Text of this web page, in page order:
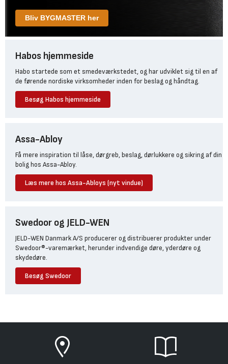
Bliv BYGMASTER her
Habos hjemmeside
Habo startede som et smedeværkstedet, og har udviklet sig til en af
de førende nordiske virksomheder inden for beslag og håndtag.
Besøg Habos hjemmeside
Assa-Abloy
Få mere inspiration til låse, dørgreb, beslag, dørlukkere og sikring af din
bolig hos Assa-Abloy.
Læs mere hos Assa-Abloys (nyt vindue)
Swedoor og JELD-WEN
JELD-WEN Danmark A/S producerer og distribuerer produkter under
Swedoor®-varemærket, herunder indvendige døre, yderdøre og
skydedøre.
Besøg Swedoor